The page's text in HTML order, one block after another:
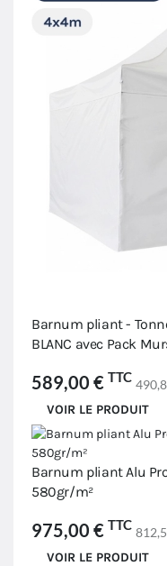
Barnum pliant -
BLANC avec Pack
589,00 € TTC
VOIR LE PRODUIT
Barnum pliant Alu
580gr/m²
975,00 € TTC
VOIR LE PRODUIT